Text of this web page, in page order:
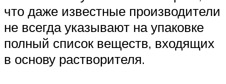
что даже известные производители
не всегда указывают на упаковке
полный список веществ, входящих
в основу растворителя.